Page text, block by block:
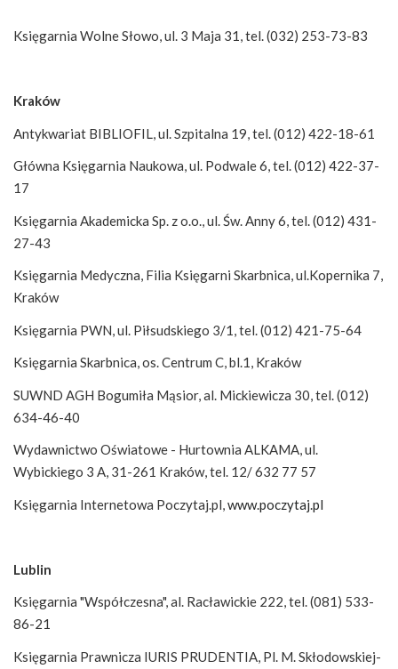
Księgarnia Wolne Słowo, ul. 3 Maja 31, tel. (032) 253-73-83
Kraków
Antykwariat BIBLIOFIL, ul. Szpitalna 19, tel. (012) 422-18-61
Główna Księgarnia Naukowa, ul. Podwale 6, tel. (012) 422-37-
17
Księgarnia Akademicka Sp. z o.o., ul. Św. Anny 6, tel. (012) 431-
27-43
Księgarnia Medyczna, Filia Księgarni Skarbnica, ul.Kopernika 7,
Kraków
Księgarnia PWN, ul. Piłsudskiego 3/1, tel. (012) 421-75-64
Księgarnia Skarbnica, os. Centrum C, bl.1, Kraków
SUWND AGH Bogumiła Mąsior, al. Mickiewicza 30, tel. (012)
634-46-40
Wydawnictwo Oświatowe - Hurtownia ALKAMA, ul.
Wybickiego 3 A, 31-261 Kraków, tel. 12/ 632 77 57
Księgarnia Internetowa Poczytaj.pl, www.poczytaj.pl
Lublin
Księgarnia "Współczesna", al. Racławickie 222, tel. (081) 533-
86-21
Księgarnia Prawnicza IURIS PRUDENTIA, Pl. M. Skłodowskiej-